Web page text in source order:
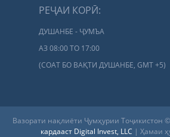
РЕҶАИ КОРӢ:
ДУШАНБЕ - ҶУМЪА
АЗ 08:00 ТО 17:00
(СОАТ БО ВАҚТИ ДУШАНБЕ, GMT +5)
Вазорати нақлиёти Ҷумҳурии Тоҷикистон
кардааст Digital Invest, LLC | Ҳамаи